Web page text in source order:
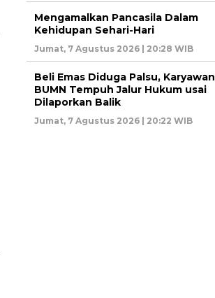
Mengamalkan Pancasila Dalam
Kehidupan Sehari-Hari
Jumat, 7 Agustus 2026 | 20:28 WIB
Beli Emas Diduga Palsu, Karyawan
BUMN Tempuh Jalur Hukum usai
Dilaporkan Balik
Jumat, 7 Agustus 2026 | 20:22 WIB